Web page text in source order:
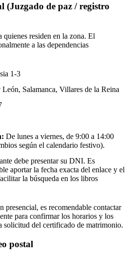
(Juzgado de paz / registro
residen en la zona. El
a las dependencias
1-3
Salamanca, Villares de la Reina
De lunes a viernes, de 9:00 a 14:00
según el calendario festivo).
debe presentar su DNI. Es
aportar la fecha exacta del enlace y el
la búsqueda en los libros
presencial, es recomendable contactar
para confirmar los horarios y los
solicitud del certificado de matrimonio.
postal